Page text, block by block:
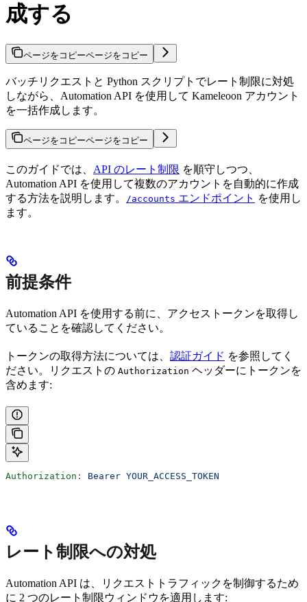
成する
ページをコピーページをコピー
バッチリクエストと Python スクリプトでレート制限に対処
しながら、Automation API を使用して Kameleoon アカウント
を一括作成します。
ページをコピーページをコピー
このガイドでは、 API のレート制限 を順守しつつ、
Automation API を使用して複数のアカウントを自動的に作成
する方法を説明します。
/accounts エンドポイント を使用し
ます。
前提条件
Automation API を使用する前に、アクセストークンを取得し
ていることを確認してください。
トークンの取得方法については、 認証ガイド を参照してく
ださい。リクエストの Authorization ヘッダーにトークンを
含めます:
Authorization : Bearer YOUR_ACCESS_TOKEN
レート制限への対処
Automation API は、リクエストトラフィックを制御するため
に 2 つのレート制限ウィンドウを適用します: